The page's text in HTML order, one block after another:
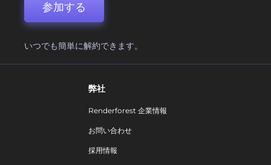
参加する
いつでも簡単に解約できます。
弊社
Renderforest 企業情報
お問い合わせ
採用情報